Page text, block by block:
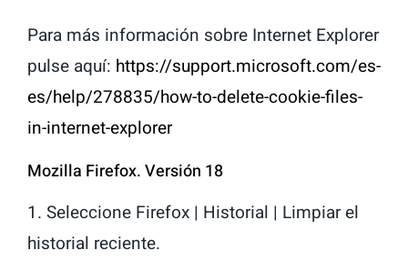
Para más información sobre Internet Explorer
pulse aquí: https://support.microsoft.com/es-
es/help/278835/how-to-delete-cookie-files-
in-internet-explorer
Mozilla Firefox. Versión 18
1. Seleccione Firefox | Historial | Limpiar el
historial reciente.